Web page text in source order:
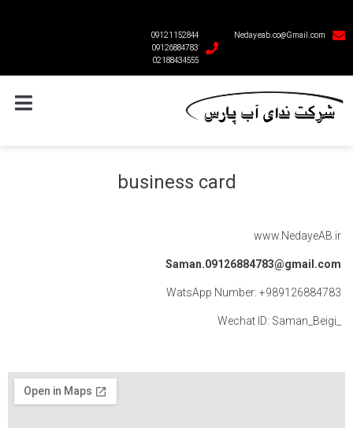
Nedayeab.co@Gmail.com
09121152844
09126884783
02188434555
business card
www.NedayeAB.ir
Saman.09126884783@gmail.com
WatsApp Number: +989126884783
Wechat ID: Saman_Beigi_